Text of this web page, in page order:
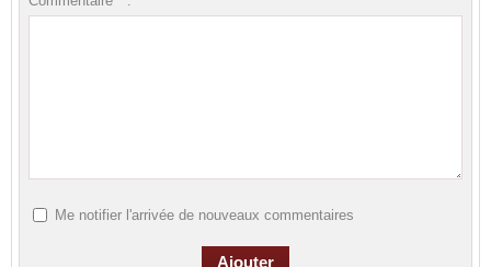
Me notifier l'arrivée de nouveaux commentaires